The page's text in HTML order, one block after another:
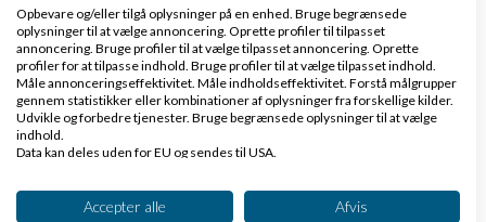
stede på sitet og gør sig bekendt med det, kan de
med den rigtige funktionalitet lade dem fylde
spanden op med samfundsmæssige
problemstillinger, som iværksættere kan være
interesserede løse.
universitetsprojekt, fordi det er en satsning der er
Opbevare og/eller tilgå oplysninger på en enhed. Bruge begrænsede
oplysninger til at vælge annoncering. Oprette profiler til tilpasset
annoncering. Bruge profiler til at vælge tilpasset annoncering. Oprette
profiler for at tilpasse indhold. Bruge profiler til at vælge tilpasset indhold.
Måle annonceringseffektivitet. Måle indholdseffektivitet. Forstå målgrupper
gennem statistikker eller kombinationer af oplysninger fra forskellige kilder.
Udvikle og forbedre tjenester. Bruge begrænsede oplysninger til at vælge
indhold.
Data kan deles uden for EU og sendes til USA.
Se partnerliste (2 IAB-leverandører)
Accepter alle Afvis